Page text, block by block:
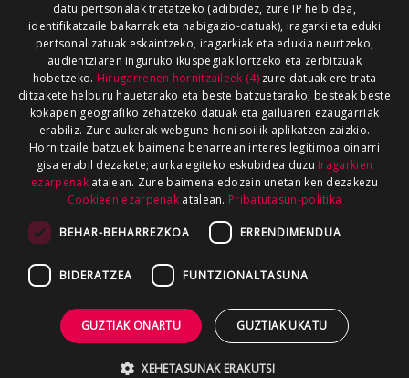
datu pertsonalak tratatzeko (adibidez, zure IP helbidea,
identifikatzaile bakarrak eta nabigazio-datuak), iragarki eta eduki
pertsonalizatuak eskaintzeko, iragarkiak eta edukia neurtzeko,
audientziaren inguruko ikuspegiak lortzeko eta zerbitzuak
hobetzeko. Hirugarrenen hornitzaileek (4)zure datuak ere trata
ditzakete helburu hauetarako eta beste batzuetarako, besteak beste
kokapen geografiko zehatzeko datuak eta gailuaren ezaugarriak
erabiliz. Zure aukerak webgune honi soilik aplikatzen zaizkio.
Hornitzaile batzuek baimena beharrean interes legitimoa oinarri
gisa erabil dezakete; aurka egiteko eskubidea duzu Iragarkien
ezarpenakatalean. Zure baimena edozein unetan ken dezakezu
Cookieen ezarpenak atalean. Pribatutasun-politika
BEHAR-BEHARREZKOA ERRENDIMENDUA
BIDERATZEA FUNTZIONALTASUNA
GUZTIAK ONARTU GUZTIAK UKATU
XEHETASUNAK ERAKUTSI